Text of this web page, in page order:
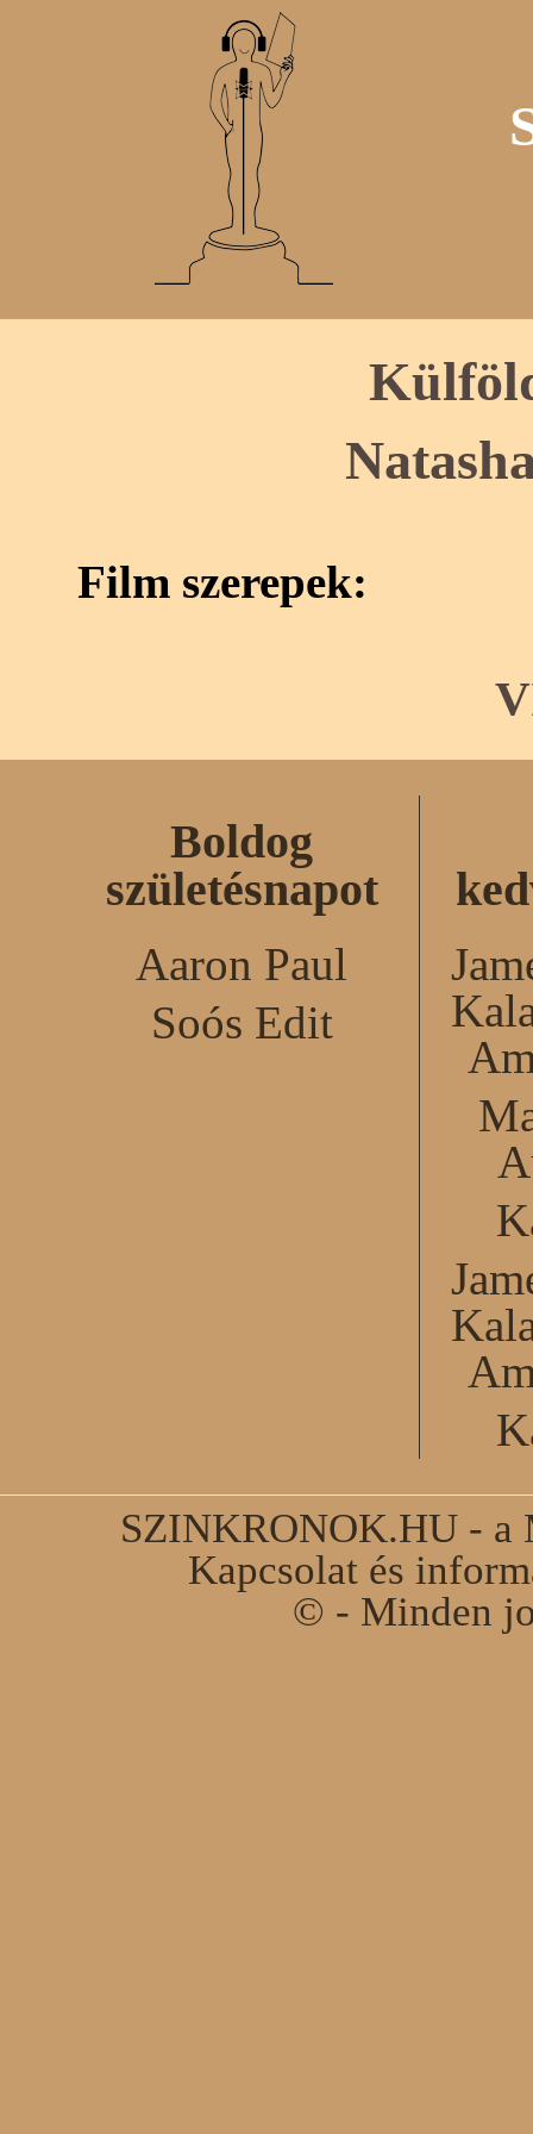
Film szerepek:
Boldog
születésnapot
Aaron Paul
Soós Edit
SZINKRONOK.HU - a
Kapcsolat és
© - Minden